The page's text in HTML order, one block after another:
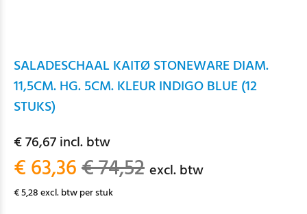
SALADESCHAAL KAITØ STONEWARE DIAM.
11,5CM. HG. 5CM. KLEUR INDIGO BLUE (12
STUKS)
€ 76,67 incl. btw
€ 63,36€ 74,52 excl. btw
€ 5,28 excl. btw per stuk